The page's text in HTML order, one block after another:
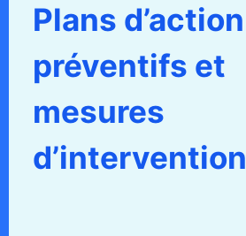
Plans d’action
préventifs et
mesures
d’intervention